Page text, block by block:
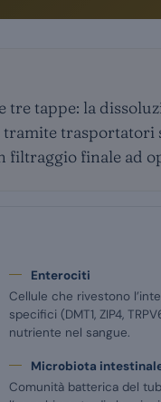
tre tappe: la
tramite trasportatori
finale ad
Enterociti
Cellule che rivestono
specifici (DMT1, ZIP4,
nutriente nel sangue.
Microbiota
Comunità batterica del